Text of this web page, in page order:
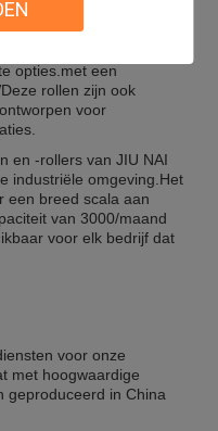
weerstand.
opties.met een
rollen zijn ook
voor
en -rollers van JIU NAI
industriële omgeving.Het
een breed scala aan
van 3000/maand
voor elk bedrijf dat
voor onze
met hoogwaardige
geproduceerd in China